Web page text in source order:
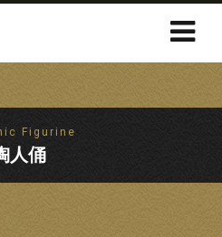
Figurine
人俑